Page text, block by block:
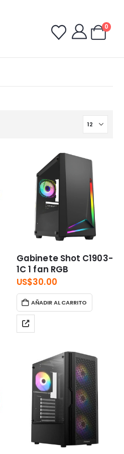
0
Gabinete Shot C1903-
1C 1 fan RGB
US$30.00
AÑADIR AL CARRITO